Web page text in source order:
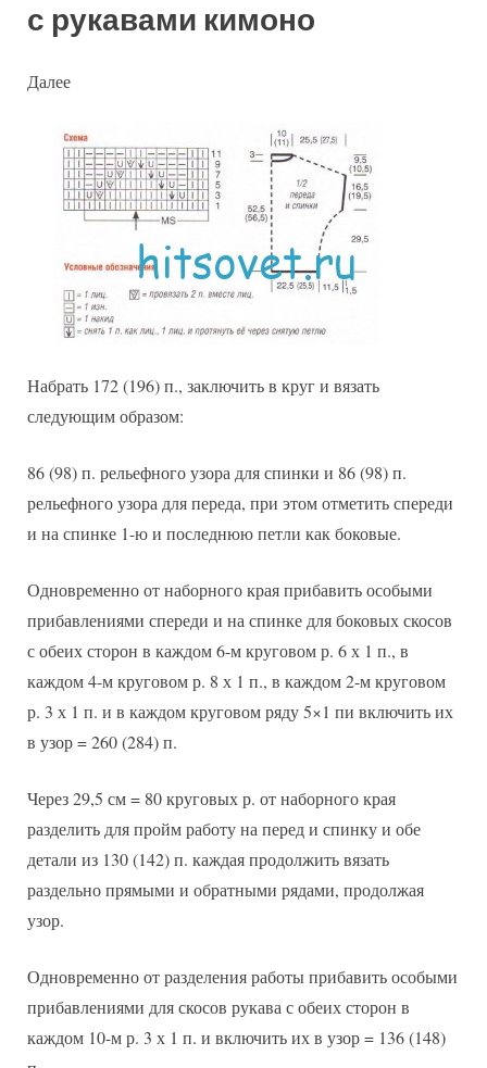
с рукавами кимоно
Далее
Набрать 172 (196) п., заключить в круг и вязать
следующим образом:
86 (98) п. рельефного узора для спинки и 86 (98) п.
рельефного узора для переда, при этом отметить спереди
и на спинке 1-ю и последнюю петли как боковые.
Одновременно от наборного края прибавить особыми
прибавлениями спереди и на спинке для боковых скосов
с обеих сторон в каждом 6-м круговом р. 6 х 1 п., в
каждом 4-м круговом р. 8 х 1 п., в каждом 2-м круговом
р. 3 х 1 п. и в каждом круговом ряду 5×1 пи включить их
в узор = 260 (284) п.
Через 29,5 см = 80 круговых р. от наборного края
разделить для пройм работу на перед и спинку и обе
детали из 130 (142) п. каждая продолжить вязать
раздельно прямыми и обратными рядами, продолжая
узор.
Одновременно от разделения работы прибавить особыми
прибавлениями для скосов рукава с обеих сторон в
каждом 10-м р. 3 х 1 п. и включить их в узор = 136 (148)